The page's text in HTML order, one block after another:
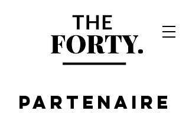
partenaire